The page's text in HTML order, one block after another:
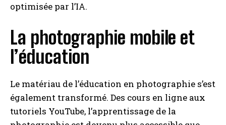
optimisée par l’IA.
La photographie mobile et
l’éducation
Le matériau de l’éducation en photographie s’est
également transformé. Des cours en ligne aux
tutoriels YouTube, l’apprentissage de la